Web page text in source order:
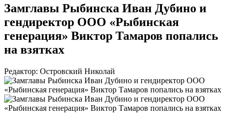
Замглавы Рыбинска Иван Дубино и
гендиректор ООО «Рыбинская
генерация» Виктор Тамаров попались
на взятках
Редактор: Островский Николай